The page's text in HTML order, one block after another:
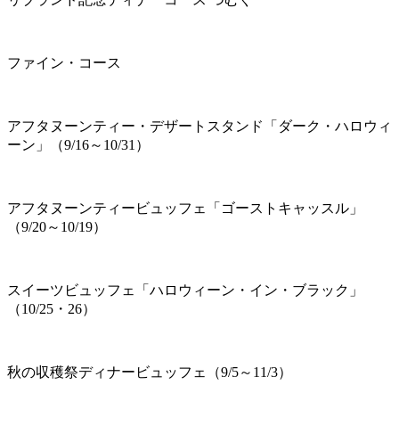
ファイン・コース
アフタヌーンティー・デザートスタンド「ダーク・ハロウィ
ーン」（9/16～10/31）
アフタヌーンティービュッフェ「ゴーストキャッスル」
（9/20～10/19）
スイーツビュッフェ「ハロウィーン・イン・ブラック」
（10/25・26）
秋の収穫祭ディナービュッフェ（9/5～11/3）